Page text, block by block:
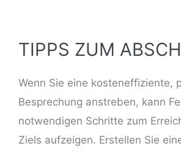
TIPPS ZUM
Wenn Sie eine kosteneffiziente,
Besprechung anstreben, kann
notwendigen Schritte zum
Ziels aufzeigen. Erstellen Sie